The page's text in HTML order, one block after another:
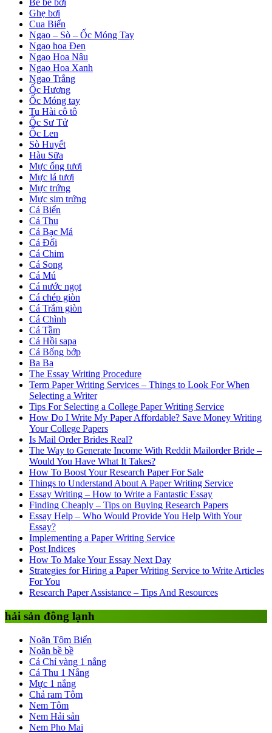
Bề bề bơi
Ghẹ bơi
Cua Biển
Ngao – Sò – Ốc Móng Tay
Ngao hoa Đen
Ngao Hoa Nâu
Ngao Hoa Xanh
Ngao Trắng
Ốc Hương
Ốc Móng tay
Tu Hài cô tô
Ốc Sư Tử
Ốc Len
Sò Huyết
Hàu Sữa
Mực ống tươi
Mực lá tươi
Mực trứng
Mực sim trứng
Cá Biển
Cá Thu
Cá Bạc Má
Cá Đối
Cá Chim
Cá Song
Cá Mú
Cá nước ngọt
Cá chép giòn
Cá Trắm giòn
Cá Chình
Cá Tầm
Cá Hồi sapa
Cá Bống bớp
Ba Ba
The Essay Writing Procedure
Term Paper Writing Services – Things to Look For When
Selecting a Writer
Tips For Selecting a College Paper Writing Service
How Do I Write My Paper Affordable? Save Money Writing
Your College Papers
Is Mail Order Brides Real?
The Way to Generate Income With Reddit Mailorder Bride –
Would You Have What It Takes?
How To Boost Your Research Paper For Sale
Things to Understand About A Paper Writing Service
Essay Writing – How to Write a Fantastic Essay
Finding Cheaply – Tips on Buying Research Papers
Essay Help – Who Would Provide You Help With Your
Essay?
Implementing a Paper Writing Service
Post Indices
How To Make Your Essay Next Day
Strategies for Hiring a Paper Writing Service to Write Articles
For You
Research Paper Assistance – Tips And Resources
hải sản đông lạnh
Noãn Tôm Biển
Noãn bề bề
Cá Chỉ vàng 1 nắng
Cá Thu 1 Nắng
Mực 1 nắng
Chả ram Tôm
Nem Tôm
Nem Hải sản
Nem Pho Mai